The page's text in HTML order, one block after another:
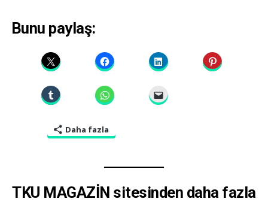
Bunu paylaş:
Daha fazla
TKU MAGAZİN sitesinden daha fazla